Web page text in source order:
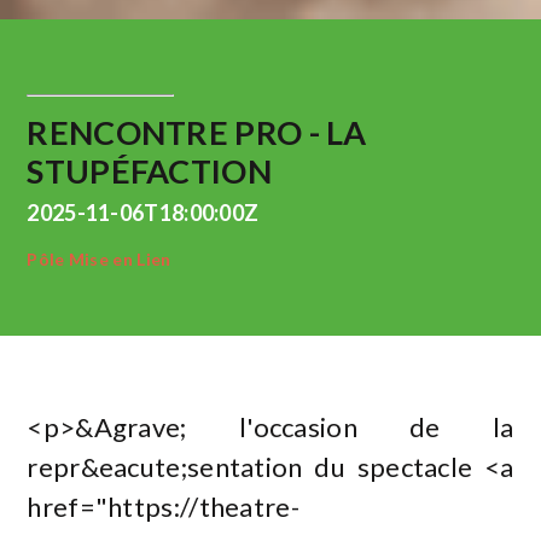
RENCONTRE PRO - LA
STUPÉFACTION
2025-11-06T18:00:00Z
Pôle Mise en Lien
<p>&Agrave; l'occasion de la
repr&eacute;sentation du spectacle <a
href="https://theatre-